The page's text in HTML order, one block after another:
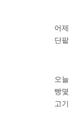
어
단
오
빵
고